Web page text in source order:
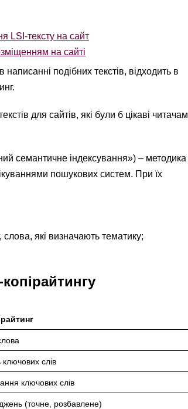
LSI-тексту на сайт
на сайті
написанні подібних текстів, відходить в
для сайтів, які були б цікаві читачам
семантичне індексування») – методика
пошукових систем. При їх
слова, які визначають тематику;
ключових слів
ключових слів
(точне, розбавлене)